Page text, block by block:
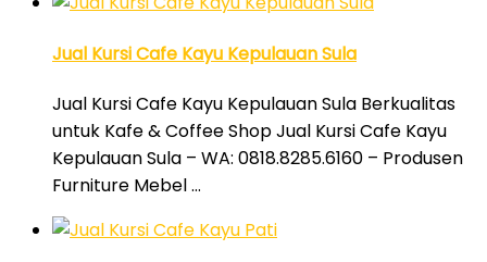
Jual Kursi Cafe Kayu Kepulauan Sula
Jual Kursi Cafe Kayu Kepulauan Sula Berkualitas
untuk Kafe & Coffee Shop Jual Kursi Cafe Kayu
Kepulauan Sula – WA: 0818.8285.6160 – Produsen
Furniture Mebel …